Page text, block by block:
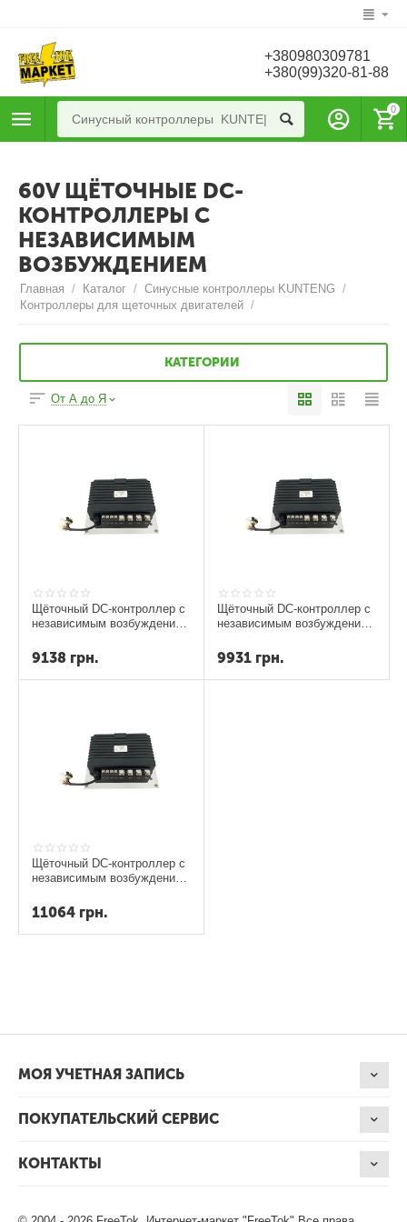
+380980309781
+380(99)320-81-88
0
60V ЩЁТОЧНЫЕ DC-
КОНТРОЛЛЕРЫ С
НЕЗАВИСИМЫМ
ВОЗБУЖДЕНИЕМ
Главная / Каталог / Синусные контроллеры KUNTENG
/
Контроллеры для щеточных двигателей /
КАТЕГОРИИ
От А до Я
Щёточный DC-контроллер с
независимым возбуждением
300A
9138 грн.
Щёточный DC-контроллер с
независимым возбуждением
400A
9931 грн.
Щёточный DC-контроллер с
независимым возбуждением
550A
11064 грн.
МОЯ УЧЕТНАЯ ЗАПИСЬ
ПОКУПАТЕЛЬСКИЙ СЕРВИС
КОНТАКТЫ